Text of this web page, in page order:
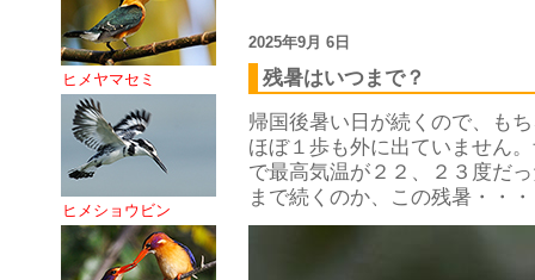
ヒメヤマセミ
ヒメショウビン
2025年9月 6日
残暑はいつまで？
帰国後暑い日が続くので、も
ほぼ１歩も外に出ていません
で最高気温が２２、２３度だ
まで続くのか、この残暑・・・